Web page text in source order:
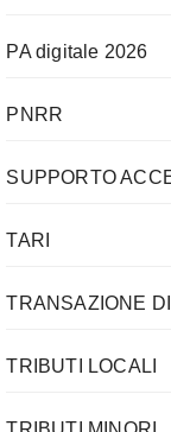
PA digitale 2026
PNRR
SUPPORTO
TARI
TRANSAZIONE
TRIBUTI LOCALI